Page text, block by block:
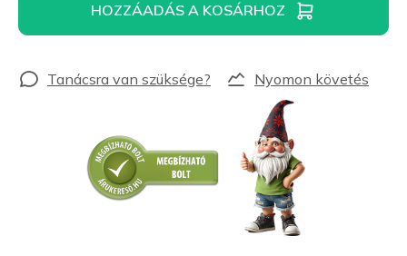
HOZZÁADÁS A KOSÁRHOZ
Nyomon követés